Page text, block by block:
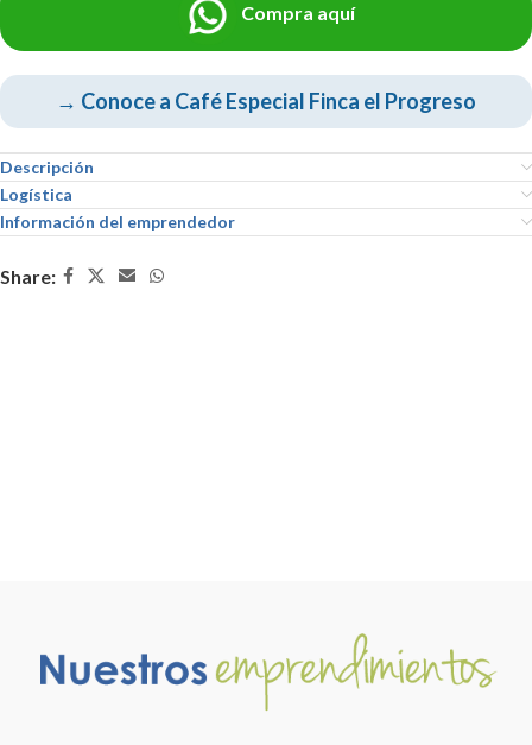
Compra aquí
→ Conoce a Café Especial Finca el Progreso
Descripción
Logística
Información del emprendedor
Share: